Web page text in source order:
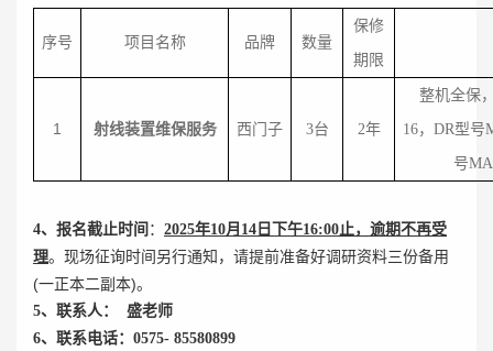
序号 项目名称 品牌 数量
保修
期限
1 射线装置维保服务 西门子 3台 2年
整机全保
16，DR型号
号
4、报名截止时间 ： 2025年10月14日下午16:00止，逾期不再受
理。现场征询时间另行通知，请提前准备好调研资料三份备用
(一正本二副本)。
5、联系人： 盛老师
6、联系电话：0575- 85580899